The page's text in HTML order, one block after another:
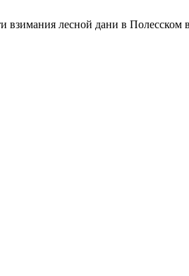
взимания лесной дани в Полесском